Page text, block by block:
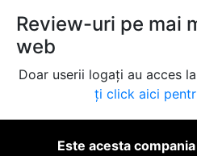
Review-uri pe mai
web
Doar userii logați au acces
ți click aici
Este acesta